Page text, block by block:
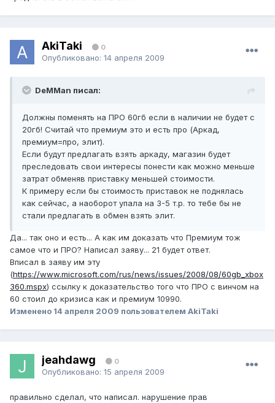
AkiTaki 0
Опубликовано: 14 апреля 2009
DeMMan писал:
Должны поменять на ПРО 60гб если в наличии не будет с
20гб! Считай что премиум это и есть про (Аркад,
премиум=про, элит).
Если будут предлагать взять аркаду, магазин будет
преследовать свои интересы понести как можно меньше
затрат обменяв приставку меньшей стоимости.
К примеру если бы стоимость приставок не поднялась
как сейчас, а наоборот упала на 3-5 т.р. то тебе бы не
стали предлагать в обмен взять элит.
Да... так оно и есть... А как им доказать что Премиум тож
самое что и ПРО? Написал заяву... 21 будет ответ.
Вписал в заяву им эту
(https://www.microsoft.com/rus/news/issues/2008/08/60gb_xbox
360.mspx) ссылку к доказательство того что ПРО с винчом на
60 стоил до кризиса как и премиум 10990.
Изменено 14 апреля 2009 пользователем AkiTaki
jeahdawg 0
Опубликовано: 15 апреля 2009
правильно сделал, что написал. нарушение прав